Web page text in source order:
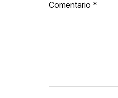
Comentario *